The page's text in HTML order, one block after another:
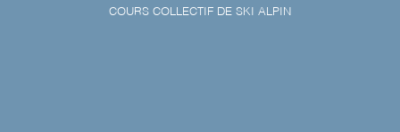
COURS COLLECTIF DE SKI ALPIN